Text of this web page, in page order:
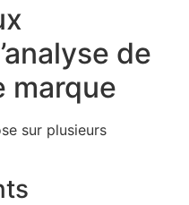
de
marque
sur plusieurs